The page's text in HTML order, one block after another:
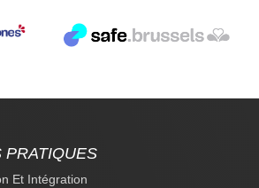
PRATIQUES
Et Intégration